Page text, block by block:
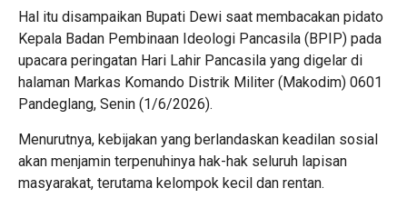
Hal itu disampaikan Bupati Dewi saat membacakan pidato
Kepala Badan Pembinaan Ideologi Pancasila (BPIP) pada
upacara peringatan Hari Lahir Pancasila yang digelar di
halaman Markas Komando Distrik Militer (Makodim) 0601
Pandeglang, Senin (1/6/2026).
Menurutnya, kebijakan yang berlandaskan keadilan sosial
akan menjamin terpenuhinya hak-hak seluruh lapisan
masyarakat, terutama kelompok kecil dan rentan.